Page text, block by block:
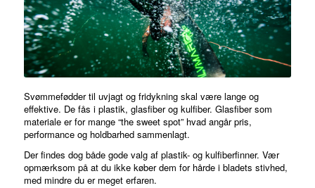
Svømmefødder til uvjagt og fridykning skal være lange og
effektive. De fås i plastik, glasfiber og kulfiber. Glasfiber som
materiale er for mange “the sweet spot” hvad angår pris,
performance og holdbarhed sammenlagt.
Der findes dog både gode valg af plastik- og kulfiberfinner. Vær
opmærksom på at du ikke køber dem for hårde i bladets stivhed,
med mindre du er meget erfaren.